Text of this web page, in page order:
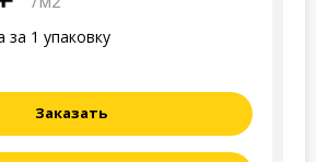
за 1 упаковку
Заказать